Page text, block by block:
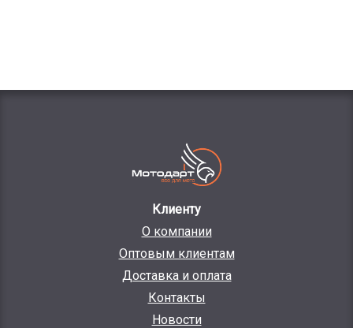
Клиенту
О компании
Оптовым клиентам
Доставка и оплата
Контакты
Новости